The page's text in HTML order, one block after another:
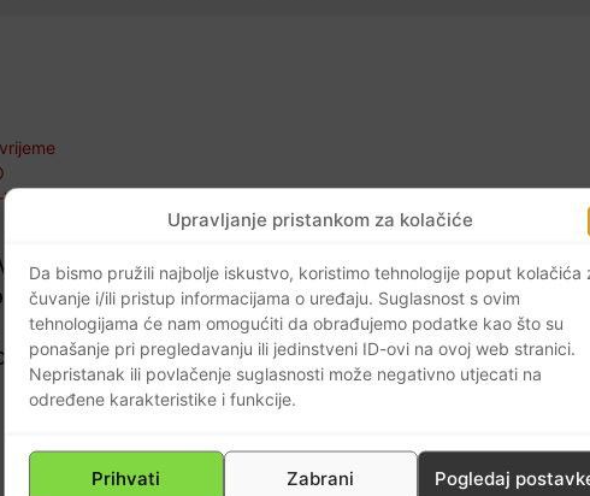
Upravljanje pristankom za kolačiće
Da bismo pružili najbolje iskustvo, koristimo tehnologije poput kolačića
čuvanje i/ili pristup informacijama o uređaju. Suglasnost s ovim
tehnologijama će nam omogućiti da obrađujemo podatke kao što su
ponašanje pri pregledavanju ili jedinstveni ID-ovi na ovoj web stranici.
Nepristanak ili povlačenje suglasnosti može negativno utjecati na
određene karakteristike i funkcije.
Prihvati Zabrani Pogledaj
Hej,